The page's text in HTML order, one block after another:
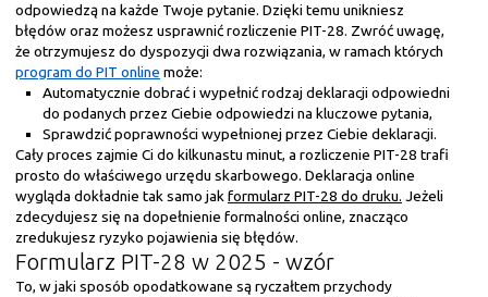
odpowiedzą na każde Twoje pytanie. Dzięki temu unikniesz
błędów oraz możesz usprawnić rozliczenie PIT-28. Zwróć uwagę,
że otrzymujesz do dyspozycji dwa rozwiązania, w ramach których
program do PIT online może:
Automatycznie dobrać i wypełnić rodzaj deklaracji odpowiedni
do podanych przez Ciebie odpowiedzi na kluczowe pytania,
Sprawdzić poprawności wypełnionej przez Ciebie deklaracji.
Cały proces zajmie Ci do kilkunastu minut, a rozliczenie PIT-28 trafi
prosto do właściwego urzędu skarbowego. Deklaracja online
wygląda dokładnie tak samo jakformularz PIT-28 do druku. Jeżeli
zdecydujesz się na dopełnienie formalności online, znacząco
zredukujesz ryzyko pojawienia się błędów.
Formularz PIT-28 w 2025 - wzór
To, w jaki sposób opodatkowane są ryczałtem przychody